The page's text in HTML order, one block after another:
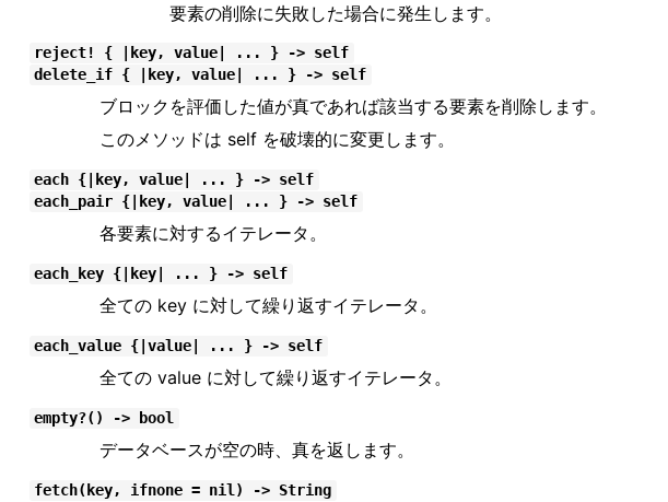
要素の削除に失敗した場合に発生します。
reject! { |key, value| ... } -> self
delete_if { |key, value| ... } -> self
ブロックを評価した値が真であれば該当する要素を削除します。
このメソッドは self を破壊的に変更します。
each {|key, value| ... } -> self
each_pair {|key, value| ... } -> self
各要素に対するイテレータ。
each_key {|key| ... } -> self
全ての key に対して繰り返すイテレータ。
each_value {|value| ... } -> self
全ての value に対して繰り返すイテレータ。
empty?() -> bool
データベースが空の時、真を返します。
fetch(key, ifnone = nil) -> String